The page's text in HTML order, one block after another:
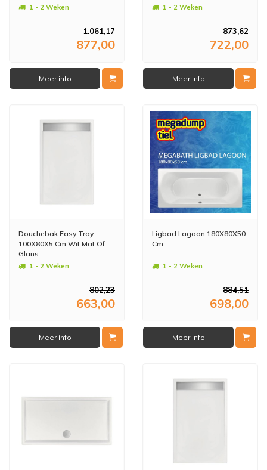
1 - 2 Weken
1.061,17
877,00
Meer info
1 - 2 Weken
873,62
722,00
Meer info
Douchebak Easy Tray
100X80X5 Cm Wit Mat Of
Glans
1 - 2 Weken
802,23
663,00
Meer info
Ligbad Lagoon 180X80X50
Cm
1 - 2 Weken
884,51
698,00
Meer info